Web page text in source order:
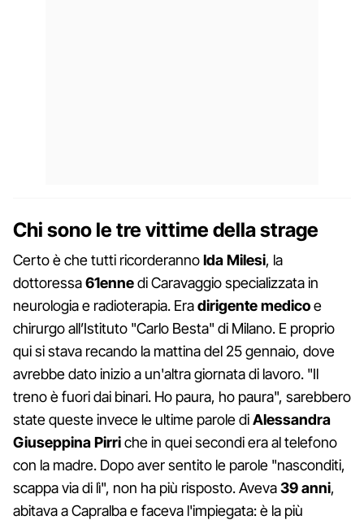
Chi sono le tre vittime della strage
Certo è che tutti ricorderannoIda Milesi, la
dottoressa61ennedi Caravaggio specializzata in
neurologia e radioterapia. Eradirigente medicoe
chirurgo all’Istituto "Carlo Besta" di Milano. E proprio
qui si stava recando la mattina del 25 gennaio, dove
avrebbe dato inizio a un'altra giornata di lavoro. "Il
treno è fuori dai binari. Ho paura, ho paura", sarebbero
state queste invece le ultime parole diAlessandra
Giuseppina Pirriche in quei secondi era al telefono
con la madre. Dopo aver sentito le parole "nasconditi,
scappa via di lì", non ha più risposto. Aveva39 anni,
abitava a Capralba e faceva l'impiegata: è la più